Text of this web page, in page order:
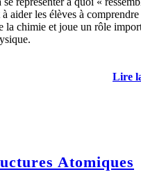
aider les élèves à comprendre
la chimie et joue un rôle
Lire
Atomiques